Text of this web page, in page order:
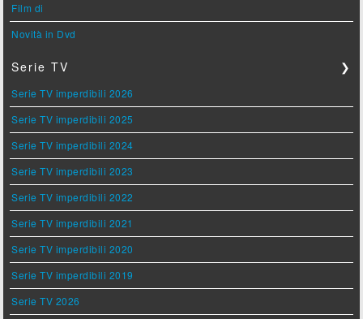
Film di
Novità in Dvd
Serie TV ❯
Serie TV imperdibili 2026
Serie TV imperdibili 2025
Serie TV imperdibili 2024
Serie TV imperdibili 2023
Serie TV imperdibili 2022
Serie TV imperdibili 2021
Serie TV imperdibili 2020
Serie TV imperdibili 2019
Serie TV 2026